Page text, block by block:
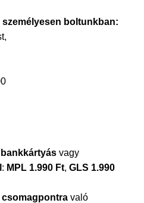
személyesen boltunkban:
vagy
: MPL 1.990 Ft, GLS 1.990
csomagpontra való